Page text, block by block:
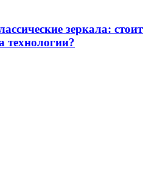
зеркала: стоит
технологии?